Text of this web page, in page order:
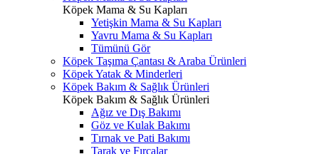
Köpek Mama & Su Kapları
Yetişkin Mama & Su Kapları
Yavru Mama & Su Kapları
Tümünü Gör
Köpek Taşıma Çantası & Araba Ürünleri
Köpek Yatak & Minderleri
Köpek Bakım & Sağlık Ürünleri
Köpek Bakım & Sağlık Ürünleri
Ağız ve Dış Bakımı
Göz ve Kulak Bakımı
Tırnak ve Pati Bakımı
Tarak ve Fırçalar